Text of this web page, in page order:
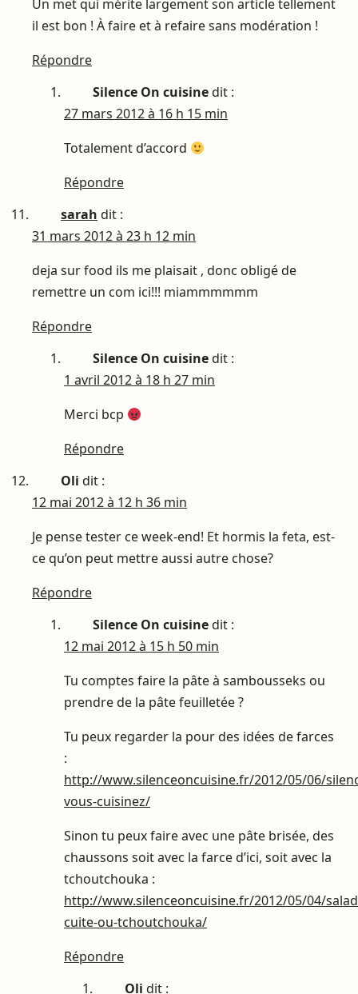
Un met qui mérite largement son article tellement
il est bon ! À faire et à refaire sans modération !
Répondre
Silence On cuisinedit :
27 mars 2012 à 16 h 15 min
Totalement d’accord
Répondre
sarah dit :
31 mars 2012 à 23 h 12 min
deja sur food ils me plaisait , donc obligé de
remettre un com ici!!! miammmmmm
Répondre
Silence On cuisinedit :
1 avril 2012 à 18 h 27 min
Merci bcp
Répondre
Oli dit :
12 mai 2012 à 12 h 36 min
Je pense tester ce week-end! Et hormis la feta, est-
ce qu’on peut mettre aussi autre chose?
Répondre
Silence On cuisinedit :
12 mai 2012 à 15 h 50 min
Tu comptes faire la pâte à sambousseks ou
prendre de la pâte feuilletée ?
Tu peux regarder la pour des idées de farces
:
http://www.silenceoncuisine.fr/2012/05/06/
vous-cuisinez/
Sinon tu peux faire avec une pâte brisée, des
chaussons soit avec la farce d’ici, soit avec la
tchoutchouka :
http://www.silenceoncuisine.fr/2012/05/04/
cuite-ou-tchoutchouka/
Répondre
Oli dit :